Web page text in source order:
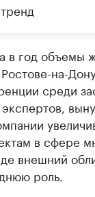
в год объемы
на-
среди
в сфере
внешний
роль.